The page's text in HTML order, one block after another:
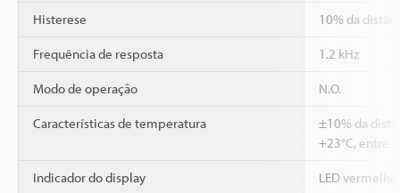
Histerese 10% da
Frequência de resposta 1.2 kHz
Modo de operação N.O.
Características de temperatura
±10% da
+23°C, entre -
Indicador do display LED vermelho